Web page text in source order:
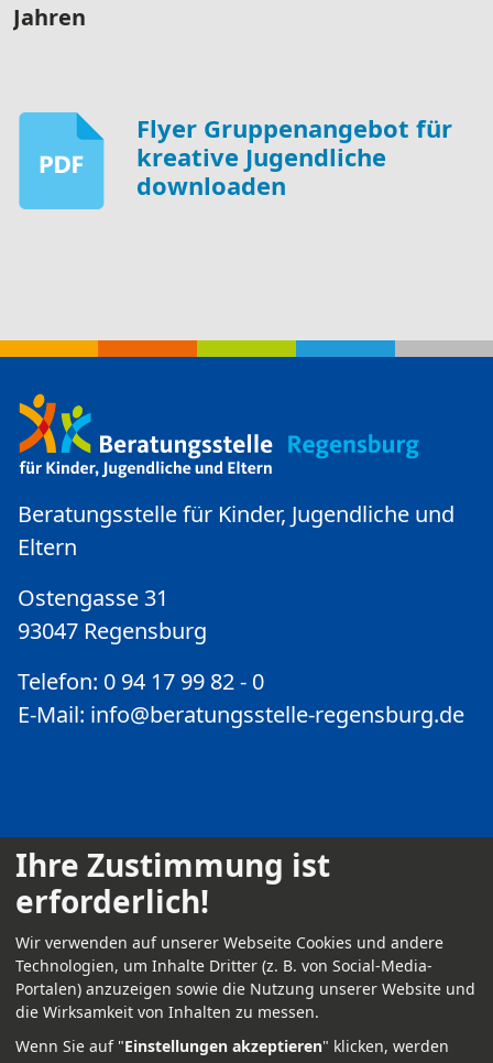
Jahren
Flyer Gruppenangebot für
kreative Jugendliche
downloaden
Beratungsstelle für Kinder, Jugendliche und
Eltern
Ostengasse 31
93047 Regensburg
Telefon: 0 94 17 99 82 - 0
E-Mail: info@beratungsstelle-regensburg.de
Kontakt
Impressum
Datenschutz
Anmelden
Ihre Zustimmung ist
erforderlich!
Wir verwenden auf unserer Webseite Cookies und andere
Technologien, um Inhalte Dritter (z. B. von Social-Media-
Portalen) anzuzeigen sowie die Nutzung unserer Website und
die Wirksamkeit von Inhalten zu messen.
Wenn Sie auf "Einstellungen akzeptieren" klicken, werden